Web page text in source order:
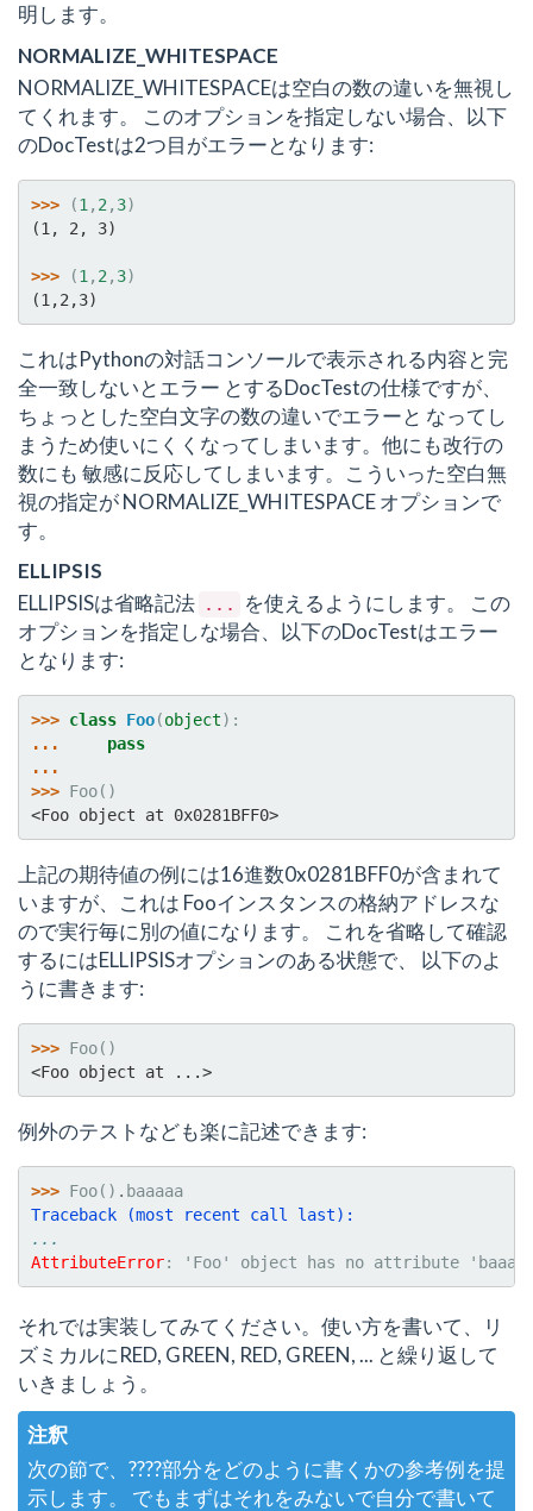
明します。
NORMALIZE_WHITESPACE
NORMALIZE_WHITESPACEは空白の数の違いを無視し
てくれます。 このオプションを指定しない場合、以下
のDocTestは2つ目がエラーとなります:
>>> (1 , 2 , 3)
(1, 2, 3)
>>> (1 , 2 , 3)
(1,2,3)
これはPythonの対話コンソールで表示される内容と完
全一致しないとエラー とするDocTestの仕様ですが、
ちょっとした空白文字の数の違いでエラーと なってし
まうため使いにくくなってしまいます。他にも改行の
数にも 敏感に反応してしまいます。こういった空白無
視の指定が NORMALIZE_WHITESPACE オプションで
す。
ELLIPSIS
ELLIPSISは省略記法 ...
を使えるようにします。 この
オプションを指定しな場合、以下のDocTestはエラー
となります:
>>> class Foo(object):
...
pass
...
>>> Foo()
<Foo object at 0x0281BFF0>
上記の期待値の例には16進数0x0281BFF0が含まれて
いますが、これは Fooインスタンスの格納アドレスな
ので実行毎に別の値になります。 これを省略して確認
するにはELLIPSISオプションのある状態で、 以下のよ
うに書きます:
>>> Foo()
<Foo object at ...>
例外のテストなども楽に記述できます:
>>> Foo() . baaaaa
Traceback (most recent call last):
...
AttributeError: 'Foo' object has no attribute
それでは実装してみてください。使い方を書いて、リ
ズミカルにRED, GREEN, RED, GREEN, ... と繰り返して
いきましょう。
注釈
次の節で、????部分をどのように書くかの参考例を提
示します。 でもまずはそれをみないで自分で書いて